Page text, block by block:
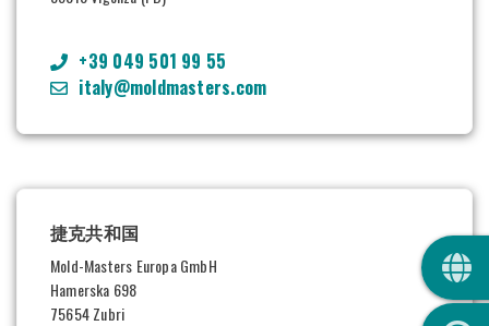
+39 049 501 99 55
italy@moldmasters.com
捷克共和国
Mold-Masters Europa GmbH
Hamerska 698
75654 Zubri